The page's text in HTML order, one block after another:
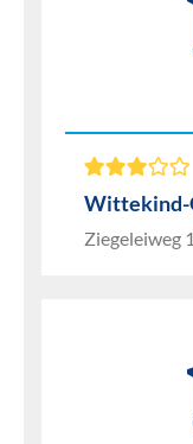
Wittekind-
Ziegeleiweg